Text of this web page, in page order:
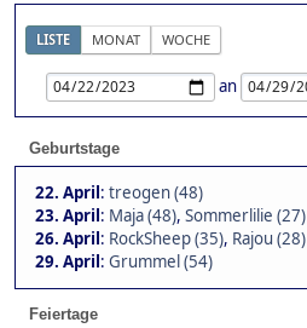
LISTE MONAT WOCHE
an
Geburtstage
22. April: treogen (48)
23. April: Maja (48), Sommerlilie (27)
26. April: RockSheep (35), Rajou (28)
29. April: Grummel (54)
Feiertage